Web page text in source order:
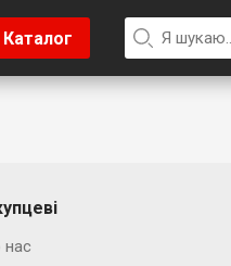
Каталог